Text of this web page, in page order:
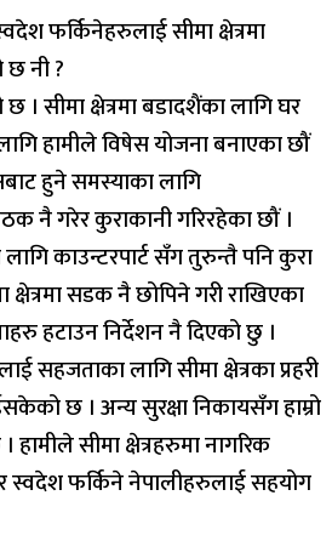
फर्किनेहरुलाई सीमा क्षेत्रमा
नी ?
सीमा क्षेत्रमा बडादशैंका लागि घर
हामीले विषेस योजना बनाएका छौं
हुने समस्याका लागि
नै गरेर कुराकानी गरिरहेका छौं ।
काउन्टरपार्ट सँग तुरुन्तै पनि कुरा
सडक नै छोपिने गरी राखिएका
हटाउन निर्देशन नै दिएको छु ।
सहजताका लागि सीमा क्षेत्रका प्रहरी
छ । अन्य सुरक्षा निकायसँग हाम्रो
हामीले सीमा क्षेत्रहरुमा नागरिक
स्वदेश फर्किने नेपालीहरुलाई सहयोग